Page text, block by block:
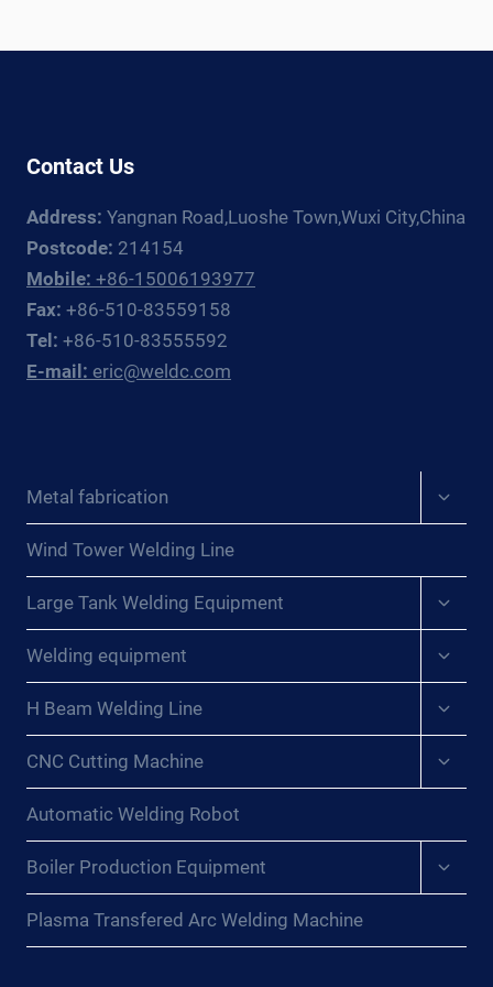
WELDING
POSITIONERS{:}
{:ES}DESBLOQUEO
DE
LA
SOLDADURA
DE
Y
NUESTROS
POSICIONADORES
DE
SOLDADURA
PRIMERA
{:DE}PRÄZISIONSSCHWEISSEN F
REISCHALTEN: E
NTDECKEN S
ABRIK U
NSERE E
CHWEISSPOSITIONIERER{:}{:
FR}DÉVERROUILLEZ LE
Contact Us
Address: Yangnan Road,Luoshe Town,Wuxi City,China
Postcode: 214154
Mobile: +86-15006193977
Fax: +86-510-83559158
Tel: +86-510-83555592
E-mail: eric@weldc.com
Metal fabrication
Wind Tower Welding Line
Large Tank Welding Equipment
Welding equipment
H Beam Welding Line
CNC Cutting Machine
Automatic Welding Robot
Boiler Production Equipment
Plasma Transfered Arc Welding Machine